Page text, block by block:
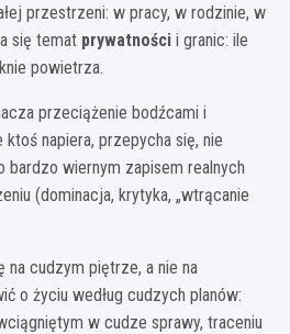
przestrzeni: w pracy, w rodzinie, w
się temat prywatności i granic: ile
powietrza.
przeciążenie bodźcami i
napiera, przepycha się, nie
bardzo wiernym zapisem realnych
(dominacja, krytyka, „wtrącanie
cudzym piętrze, a nie na
o życiu według cudzych planów:
w cudze sprawy, traceniu